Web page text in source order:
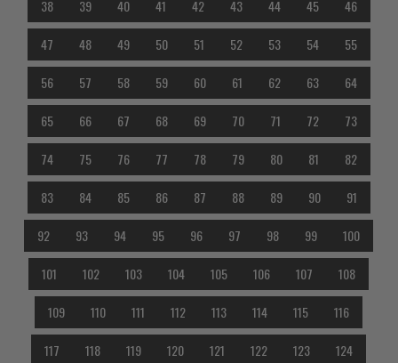
38 39 40 41 42 43 44 45 46
47 48 49 50 51 52 53 54 55
56 57 58 59 60 61 62 63 64
65 66 67 68 69 70 71 72 73
74 75 76 77 78 79 80 81 82
83 84 85 86 87 88 89 90 91
92 93 94 95 96 97 98 99 100
101 102 103 104 105 106 107 108
109 110 111 112 113 114 115 116
117 118 119 120 121 122 123 124